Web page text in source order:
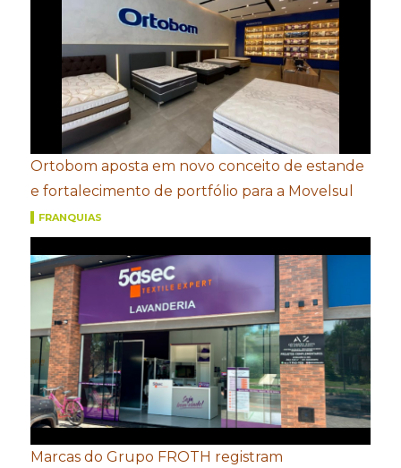
Ortobom aposta em novo conceito de estande
e fortalecimento de portfólio para a Movelsul
FRANQUIAS
Marcas do Grupo FROTH registram